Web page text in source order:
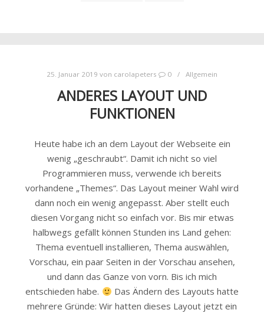
25. Januar 2019 von carolapeters 0 Allgemein
ANDERES LAYOUT UND
FUNKTIONEN
Heute habe ich an dem Layout der Webseite ein
wenig „geschraubt“. Damit ich nicht so viel
Programmieren muss, verwende ich bereits
vorhandene „Themes“. Das Layout meiner Wahl wird
dann noch ein wenig angepasst. Aber stellt euch
diesen Vorgang nicht so einfach vor. Bis mir etwas
halbwegs gefällt können Stunden ins Land gehen:
Thema eventuell installieren, Thema auswählen,
Vorschau, ein paar Seiten in der Vorschau ansehen,
und dann das Ganze von vorn. Bis ich mich
entschieden habe.
Das Ändern des Layouts hatte
mehrere Gründe: Wir hatten dieses Layout jetzt ein